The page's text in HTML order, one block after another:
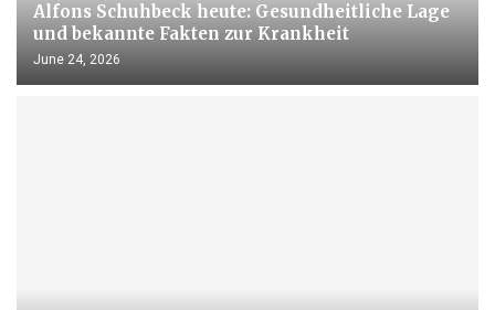
Alfons Schuhbeck heute: Gesundheitliche Lage
und bekannte Fakten zur Krankheit
June 24, 2026